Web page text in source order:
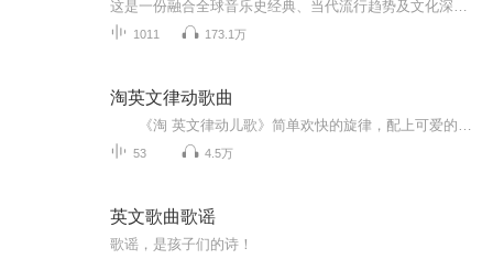
1011 173.1万
淘英文律动歌曲
53 4.5万
英文歌曲歌谣
歌谣，是孩子们的诗！